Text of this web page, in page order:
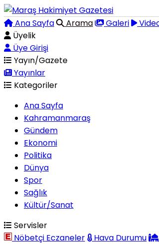
Ana Sayfa Arama Galeri
Üyelik
Üye Girişi
Yayın/Gazete
Yayınlar
Kategoriler
Ana Sayfa
Kahramanmaraş
Gündem
Ekonomi
Politika
Dünya
Spor
Sağlık
Kültür/Sanat
Servisler
Nöbetçi Eczaneler
Hava Durumu